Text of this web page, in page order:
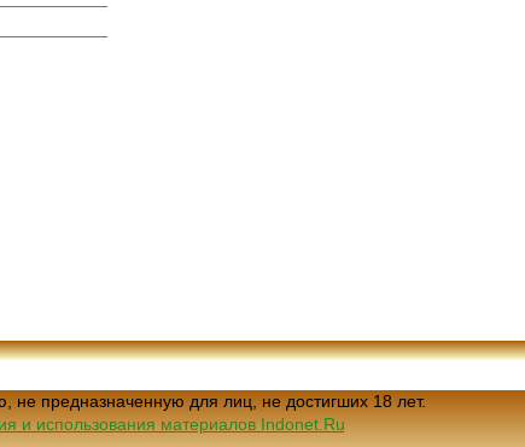
предназначенную для лиц, не достигших 18 лет.
и использования материалов Indonet.Ru